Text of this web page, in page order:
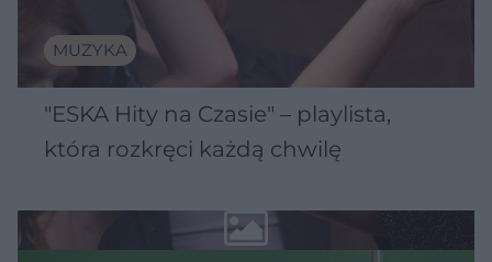
MUZYKA
"ESKA Hity na Czasie" – playlista,
która rozkręci każdą chwilę